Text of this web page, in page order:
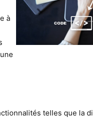
à
telles que la